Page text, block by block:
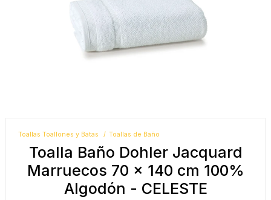
Toallas Toallones y Batas Toallas de Baño
Toalla Baño Dohler Jacquard
Marruecos 70 x 140 cm 100%
Algodón - CELESTE